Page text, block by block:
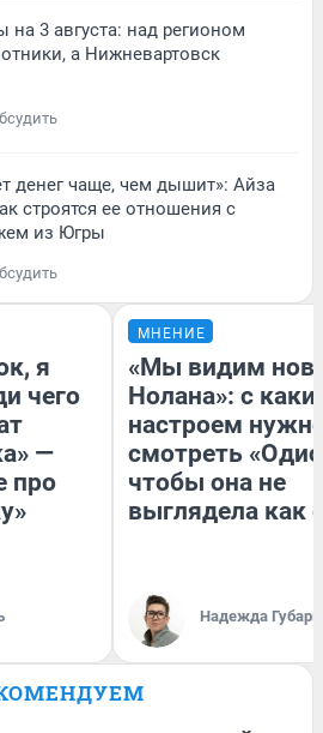
на 3 августа: над регионом
а Нижневартовск
денег чаще, чем дышит»: Айза
строятся ее отношения с
из Югры
я
чего
—
про
МНЕНИЕ
«Мы видим
Нолана»: с
настроем
смотреть
чтобы она не
выглядела как
Надежда Губарь